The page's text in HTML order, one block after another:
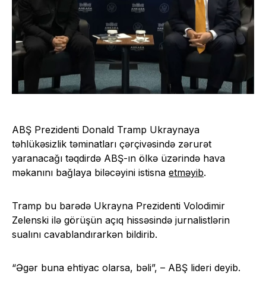
ABŞ Prezidenti Donald Tramp Ukraynaya
təhlükəsizlik təminatları çərçivəsində zərurət
yaranacağı təqdirdə ABŞ-ın ölkə üzərində hava
məkanını bağlaya biləcəyini istisna etməyib.
Tramp bu barədə Ukrayna Prezidenti Volodimir
Zelenski ilə görüşün açıq hissəsində jurnalistlərin
sualını cavablandırarkən bildirib.
“Əgər buna ehtiyac olarsa, bəli”, – ABŞ lideri deyib.